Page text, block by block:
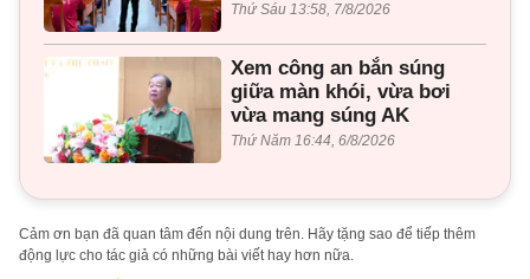
Thứ Sáu 13:58, 7/8/2026
Xem công an bắn súng
giữa màn khói, vừa bơi
vừa mang súng AK
Thứ Năm 16:44, 6/8/2026
Cảm ơn bạn đã quan tâm đến nội dung trên. Hãy tặng sao để tiếp thêm
động lực cho tác giả có những bài viết hay hơn nữa.